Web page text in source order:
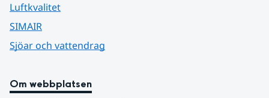
Luftkvalitet
SIMAIR
Sjöar och vattendrag
Om webbplatsen